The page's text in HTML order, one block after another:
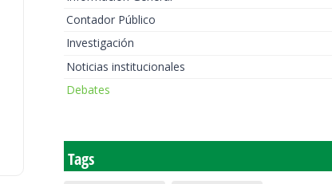
Contador Público
Investigación
Noticias institucionales
Debates
Tags